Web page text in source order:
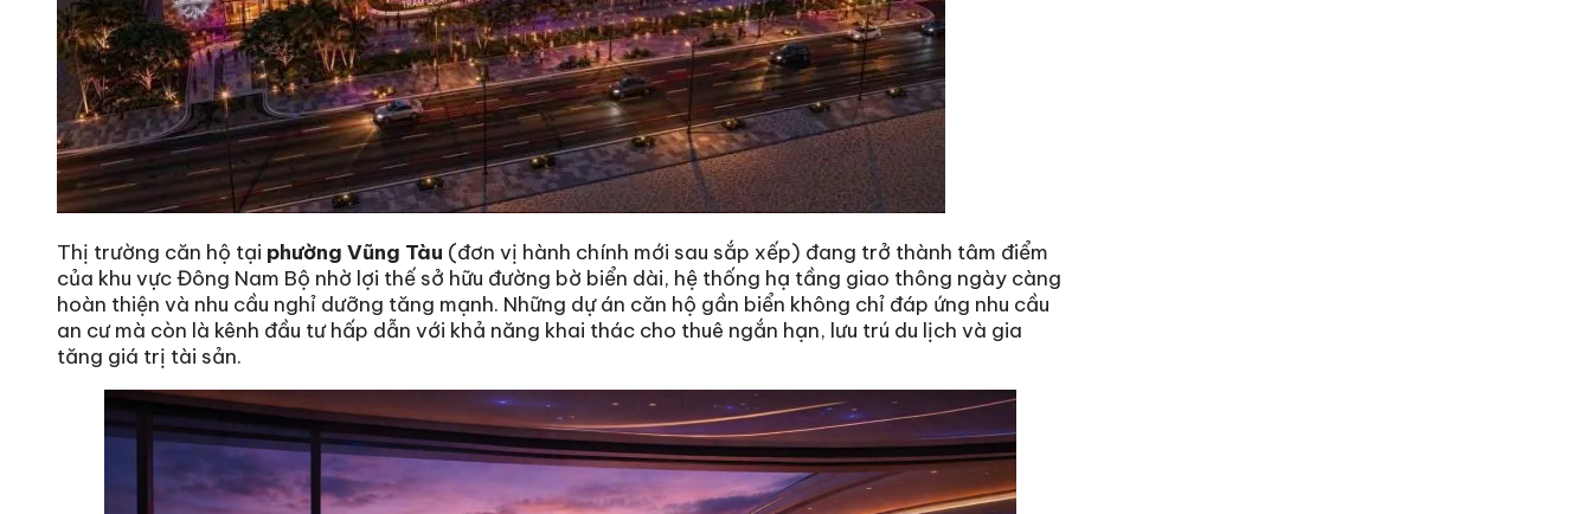
Thị trường căn hộ tại phường Vũng Tàu (đơn vị hành chính mới sau sắp xếp) đang trở thành tâm điểm
của khu vực Đông Nam Bộ nhờ lợi thế sở hữu đường bờ biển dài, hệ thống hạ tầng giao thông ngày càng
hoàn thiện và nhu cầu nghỉ dưỡng tăng mạnh. Những dự án căn hộ gần biển không chỉ đáp ứng nhu cầu
an cư mà còn là kênh đầu tư hấp dẫn với khả năng khai thác cho thuê ngắn hạn, lưu trú du lịch và gia
tăng giá trị tài sản.